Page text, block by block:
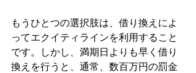
もうひとつの選択肢は、借り換えによ
ってエクイティラインを利用すること
です。しかし、満期日よりも早く借り
換えを行うと、通常、数百万円の罰金